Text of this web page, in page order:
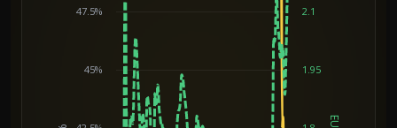
45%
47.5%
1.95
2.1